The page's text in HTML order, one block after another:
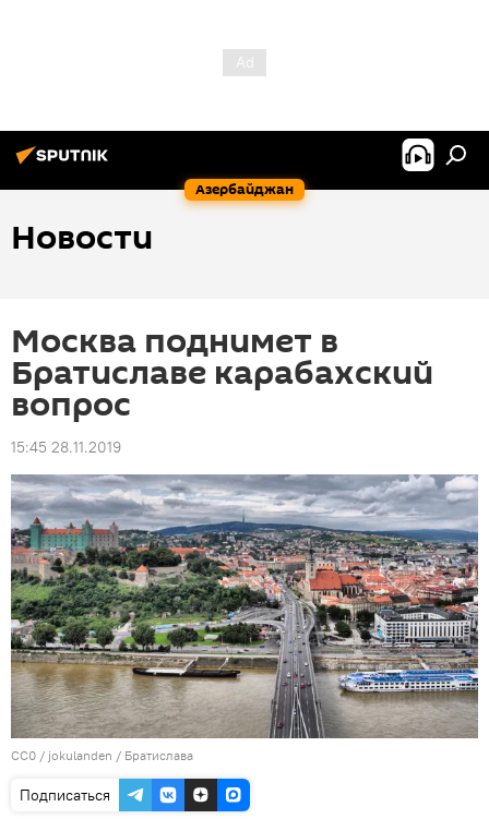
Азербайджан
Новости
Москва поднимет в
Братиславе карабахский
вопрос
15:45 28.11.2019
CC0 / jokulanden / Братислава
Подписаться